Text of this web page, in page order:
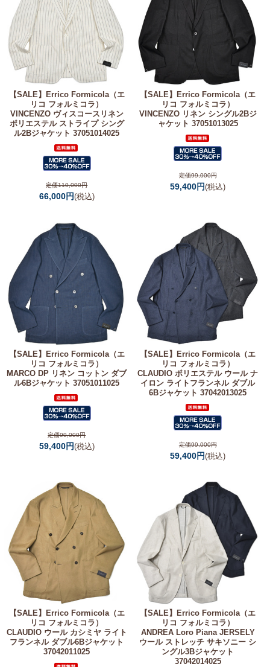
【SALE】
Errico Formicola（エ
リコ フォルミコラ）
VINCENZO ヴィスコースリネン
ポリエステル ストライプ シング
ル2Bジャケット 37051014025
定価110,000円
66,000円(税込)
【SALE】
Errico Formicola（エ
リコ フォルミコラ）
VINCENZO リネン シングル2Bジ
ャケット 37051013025
定価99,000円
59,400円(税込)
【SALE】 Errico Formicola（エ
リコ フォルミコラ）
MARCO DP リネン コットン ダブ
ル6Bジャケット 37051011025
定価99,000円
59,400円(税込)
【SALE】Errico Formicola（エ
リコ フォルミコラ）
CLAUDIO ポリエステル ウール ナ
イロン ライトフランネル ダブル
6Bジャケット 37042013025
定価99,000円
59,400円(税込)
【SALE】
Errico Formicola（エ
リコ フォルミコラ）
CLAUDIO ウール カシミヤ ライト
フランネル ダブル6Bジャケット
37042011025
【SALE】
Errico Formicola（エ
リコ フォルミコラ）
ANDREA Loro Piana JERSELY
ウール ストレッチ サキソニー シ
ングル3Bジャケット
37042014025